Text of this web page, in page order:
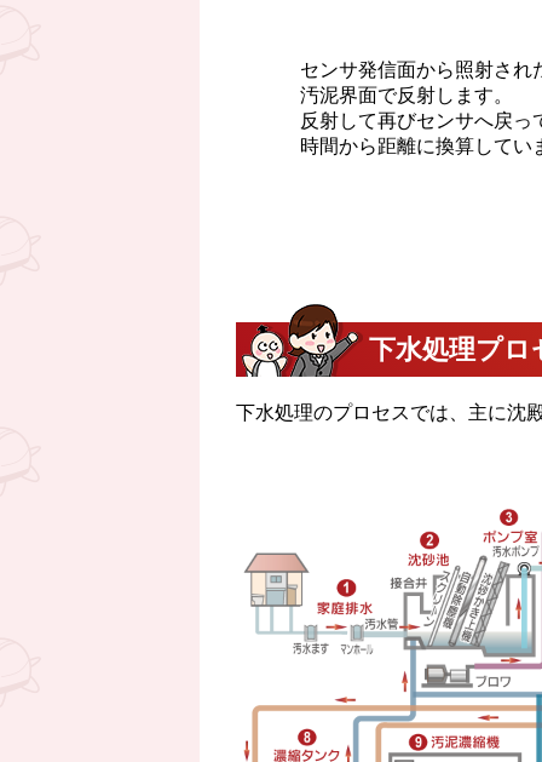
センサ発信面から照射され
汚泥界面で反射します。
反射して再びセンサへ戻っ
時間から距離に換算してい
下水処理プロ
下水処理のプロセスでは、主に